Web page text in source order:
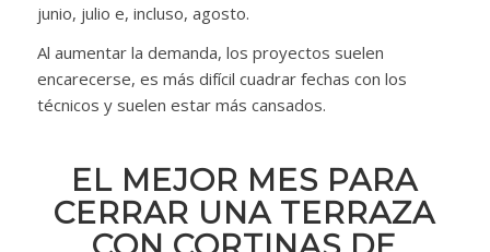
junio, julio e, incluso, agosto.
Al aumentar la demanda, los proyectos suelen
encarecerse, es más difícil cuadrar fechas con los
técnicos y suelen estar más cansados.
EL MEJOR MES PARA
CERRAR UNA TERRAZA